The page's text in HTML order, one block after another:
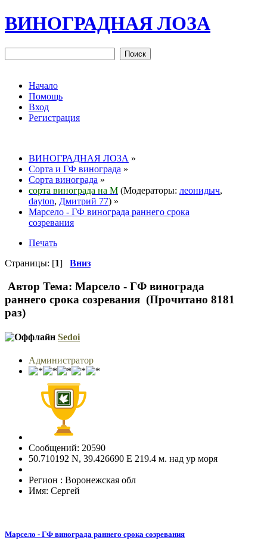
ВИНОГРАДНАЯ ЛОЗА
Начало
Помощь
Вход
Регистрация
ВИНОГРАДНАЯ ЛОЗА »
Сорта и ГФ винограда »
Сорта винограда »
сорта винограда на М (Модераторы: леонидыч,
dayton, Дмитрий 77) »
Марсело - ГФ винограда раннего срока
созревания
Печать
Страницы: [1] Вниз
Автор Тема: Марсело - ГФ винограда
раннего срока созревания (Прочитано 8181
раз)
Sedoi
Администратор
Сообщений: 20590
50.710192 N, 39.426690 E 219.4 м. над ур моря
Регион : Воронежская обл
Имя: Сергей
Марсело - ГФ винограда раннего срока созревания